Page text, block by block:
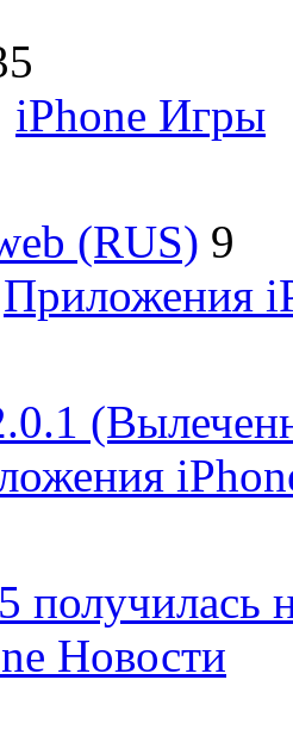
iPhone Игры
(RUS) 9
Приложения
получилась
Новости